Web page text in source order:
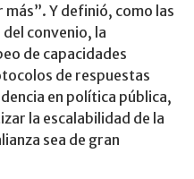
Y definió, como las
convenio, la
de capacidades
de respuestas
en política pública,
la escalabilidad de la
sea de gran